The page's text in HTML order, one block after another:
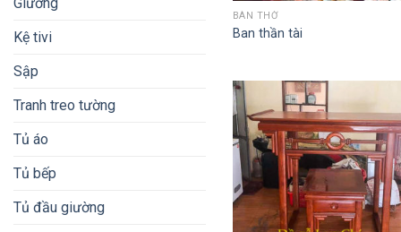
Giường
Kệ tivi
Sập
Tranh treo tường
Tủ áo
Tủ bếp
Tủ đầu giường
BÀN THỜ
Ban thần tài